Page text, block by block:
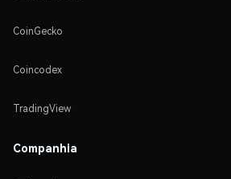
CoinGecko
Coincodex
TradingView
Companhia